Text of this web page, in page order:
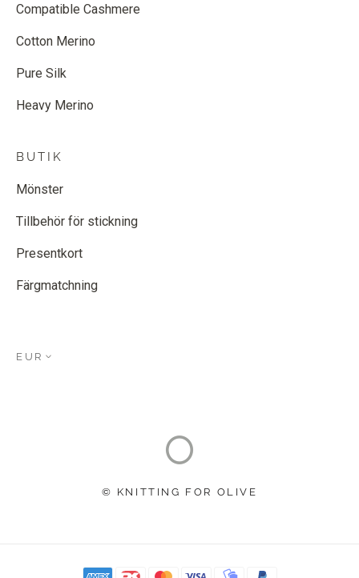
Compatible Cashmere
Cotton Merino
Pure Silk
Heavy Merino
BUTIK
Mönster
Tillbehör för stickning
Presentkort
Färgmatchning
EUR
© KNITTING FOR OLIVE